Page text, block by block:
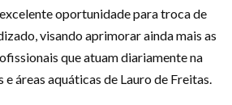
oportunidade para troca de
visando aprimorar ainda mais as
que atuam diariamente na
e áreas aquáticas de Lauro de Freitas.